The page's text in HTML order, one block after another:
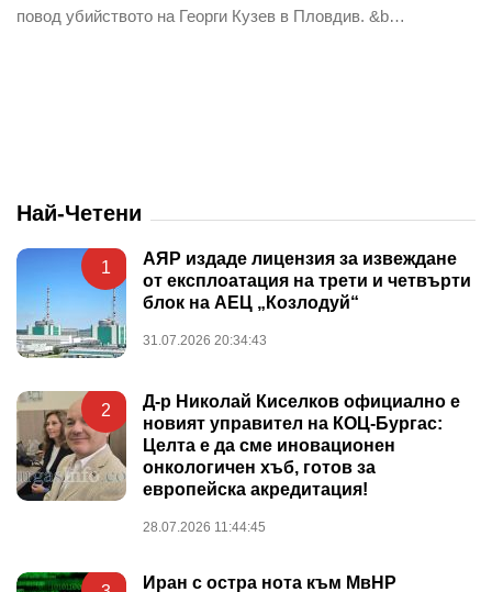
повод убийството на Георги Кузев в Пловдив. &b…
Най-Четени
1
АЯР издаде лицензия за извеждане
от експлоатация на трети и четвърти
блок на АЕЦ „Козлодуй“
31.07.2026 20:34:43
2
Д-р Николай Киселков официално е
новият управител на КОЦ-Бургас:
Целта е да сме иновационен
онкологичен хъб, готов за
европейска акредитация!
28.07.2026 11:44:45
Иран с остра нота към МвНР